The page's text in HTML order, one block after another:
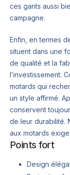
ces gants aussi
campagne.
Enfin, en termes
situent dans une
de qualité et la
l’investissement.
motards qui
un style affirmé.
conservent
de leur durabilité.
aux motards
Points fort
Design